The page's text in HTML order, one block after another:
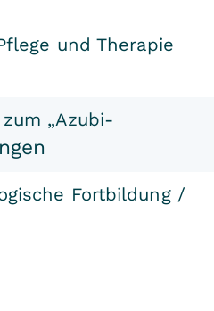
und Therapie
„Azubi-
Fortbildung /